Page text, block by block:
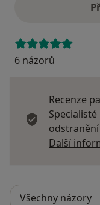
6 názorů
Recenze
Další